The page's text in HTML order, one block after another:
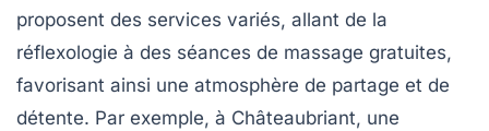
proposent des services variés, allant de la
réflexologie à des séances de massage gratuites,
favorisant ainsi une atmosphère de partage et de
détente. Par exemple, à Châteaubriant, une